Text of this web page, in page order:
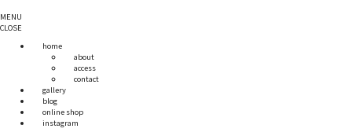
MENU
CLOSE
home
about
access
contact
gallery
blog
online shop
instagram